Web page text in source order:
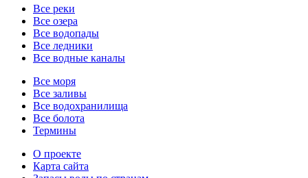
Все реки
Все озера
Все водопады
Все ледники
Все водные каналы
Все моря
Все заливы
Все водохранилища
Все болота
Термины
О проекте
Карта сайта